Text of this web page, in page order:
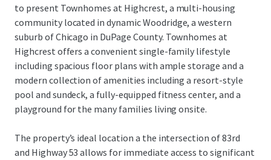
to present Townhomes at Highcrest, a multi-housing
community located in dynamic Woodridge, a western
suburb of Chicago in DuPage County. Townhomes at
Highcrest offers a convenient single-family lifestyle
including spacious floor plans with ample storage and a
modern collection of amenities including a resort-style
pool and sundeck, a fully-equipped fitness center, and a
playground for the many families living onsite.
The property’s ideal location a the intersection of 83rd
and Highway 53 allows for immediate access to significant